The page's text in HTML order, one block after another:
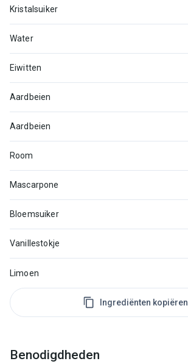
Kristalsuiker
Water
Eiwitten
Aardbeien
Aardbeien
Room
Mascarpone
Bloemsuiker
Vanillestokje
Limoen
Ingrediënten kopiëren
Benodigdheden